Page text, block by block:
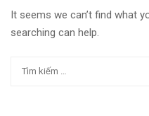
It seems we can’t find what
searching can help.